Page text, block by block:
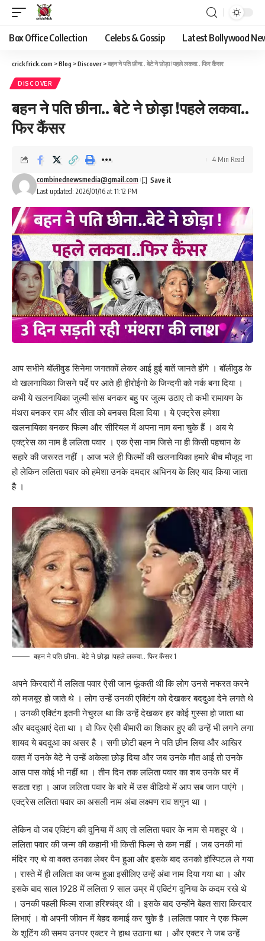
Box Office Collection Celebs & Gossip Latest Bollywood
crickfrick.com >Blog >Discover >बहन ने पति छीना.. बेटे ने छोड़ा !पहले लकवा.. फिर कैंसर
DISCOVER
बहन ने पति छीना.. बेटे ने छोड़ा !पहले लकवा..
फिर कैंसर
Last updated: 2026/01/16 at 11:12 PM
combinednewsmedia@gmail.com
4 Min Read
आप सभीने बॉलीवुड सिनेमा जगतकों लेकर आई हुई बातें जानते होंगे । बॉलीवुड के
वो खलनायिका जिसने पर्दे पर आते ही हीरोईनो के जिन्दगी को नर्क बना दिया ।
कभी ये खलनायिका जुल्मी सांस बनकर बहु पर जुल्म उठाए तो कभी रामायण के
मंथरा बनकर राम और सीता को बनबस दिला दिया । ये एक्ट्रेस हमेशा
खलनायिका बनकर फिल्म और सीरियल में अपना नाम बना चुके हैं । अब ये
एक्ट्रेस का नाम है ललिता पवार । एक ऐसा नाम जिसे ना ही किसी पहचान के
सहारे की जरूरत नहीं । आज भले ही फिल्मों की खलनायिका हमारे बीच मौजूद ना
हो लेकिन ललिता पवार को हमेशा उनके दमदार अभिनय के लिए याद किया जाता
है ।
बहन ने पति छीना.. बेटे ने छोड़ा !पहले लकवा.. फिर कैंसर 1
अपने किरदारों में ललिता पवार ऐसी जान फूंकती थी कि लोग उनसे नफरत करने
को मजबूर हो जाते थे । लोग उन्हें उनकी एक्टिंग को देखकर बददुआ देने लगते थे
। उनकी एक्टिंग इतनी नेचुरल था कि उन्हें देखकर हर कोई गुस्सा हो जाता था
और बददुआएं देता था । वो फिर ऐसी बीमारी का शिकार हुए की उन्हें भी लगने लगा
शायद ये बददुआ का असर है । सगी छोटी बहन ने पति छीन लिया और आखिर
वक्त में उनके बेटे ने उन्हें अकेला छोड़ दिया और जब उनके मौत आई तो उनके
आस पास कोई भी नहीं था । तीन दिन तक ललिता पवार का शब उनके घर में
सडता रहा । आज ललिता पवार के बारे में उस वीडियो में आप सब जान पाएंगे ।
एक्ट्रेस ललिता पवार का असली नाम अंबा लक्ष्मण राव शगुन था ।
लेकिन वो जब एक्टिंग की दुनिया में आए तो ललिता पवार के नाम से मशहूर थे ।
ललिता पवार की जन्म की कहानी भी किसी फिल्म से कम नहीं । जब उनकी मां
मंदिर गए थे वा वक्त उनका लेबर पैन हुआ और इसके बाद उनको हॉस्पिटल ले गया
। रास्ते में ही ललिता का जन्म हुआ इसीलिए उन्हें अंबा नाम दिया गया था । और
इसके बाद साल 1928 में ललिता 9 साल उम्र में एक्टिंग दुनिया के कदम रखे थे
। उनकी पहली फिल्म राजा हरिश्चंद्र थी । इसके बाद उन्होंने बेहत सारा किरदार
लिभाएं । वो अपनी जीवन में बेहद कमाई कर चुके है ।ललिता पवार ने एक फिल्म
के शूटिंग की समय उनपर एक्टर ने हाथ उठाना था । और एक्टर ने जब उन्हें